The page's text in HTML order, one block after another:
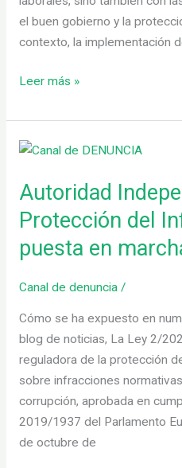
el buen gobierno y la
contexto, la implementación
Leer más »
Autoridad
Protección del
puesta en
Canal de denuncia/
Cómo se ha expuesto en
blog de noticias, La Ley 2/
reguladora de la protección
sobre infracciones
corrupción, aprobada en
2019/1937 del Parlamento
de octubre de
Autoridad
de
Protección
del
Informante:
puesta
en
marcha